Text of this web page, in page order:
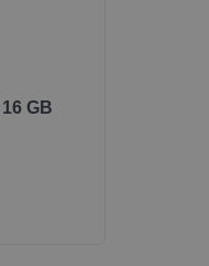
16 GB